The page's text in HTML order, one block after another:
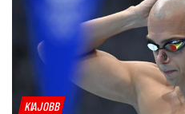
KIAJOBB